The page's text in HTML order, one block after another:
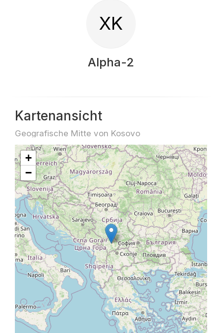
XK
Alpha-2
Kartenansicht
Geografische Mitte von Kosovo
+
−